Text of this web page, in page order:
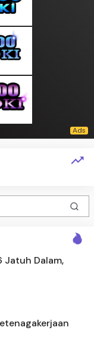
Jatuh Dalam,